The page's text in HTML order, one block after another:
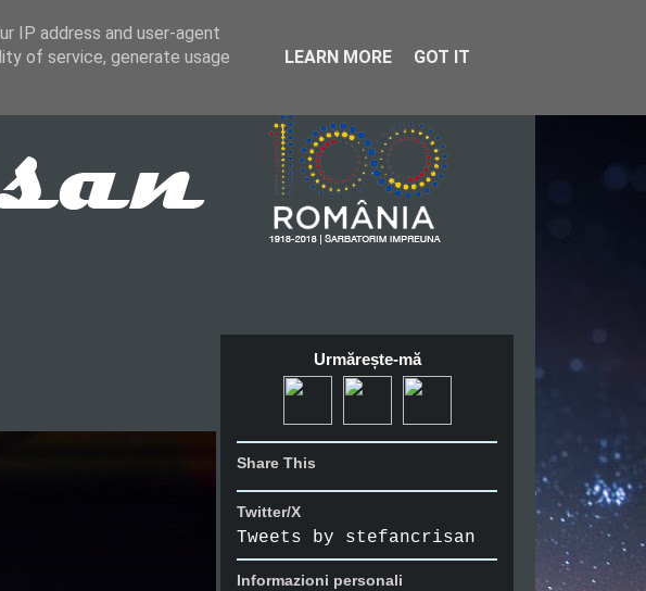
Urmărește-mă
Share This
Twitter/X
Tweets by stefancrisan
Informazioni personali
IP address and user-agent
of service, generate usage
LEARN MORE GOT IT